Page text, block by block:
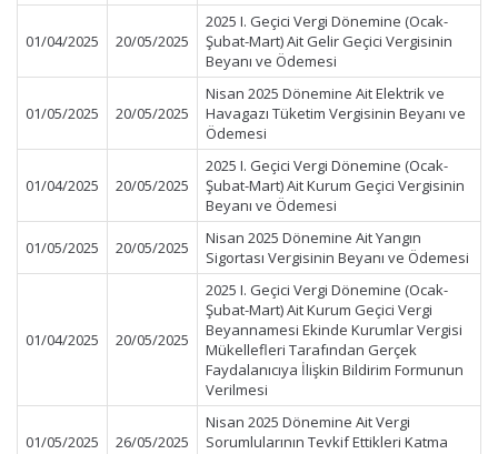
01/04/2025 20/05/2025
2025 I. Geçici Vergi Dönemine (Ocak-
Şubat-Mart) Ait Gelir Geçici Vergisinin
Beyanı ve Ödemesi
01/05/2025 20/05/2025
Nisan 2025 Dönemine Ait Elektrik ve
Havagazı Tüketim Vergisinin Beyanı ve
Ödemesi
01/04/2025 20/05/2025
2025 I. Geçici Vergi Dönemine (Ocak-
Şubat-Mart) Ait Kurum Geçici Vergisinin
Beyanı ve Ödemesi
01/05/2025 20/05/2025
Nisan 2025 Dönemine Ait Yangın
Sigortası Vergisinin Beyanı ve Ödemesi
01/04/2025 20/05/2025
2025 I. Geçici Vergi Dönemine (Ocak-
Şubat-Mart) Ait Kurum Geçici Vergi
Beyannamesi Ekinde Kurumlar Vergisi
Mükellefleri Tarafından Gerçek
Faydalanıcıya İlişkin Bildirim Formunun
Verilmesi
01/05/2025 26/05/2025
Nisan 2025 Dönemine Ait Vergi
Sorumlularının Tevkif Ettikleri Katma